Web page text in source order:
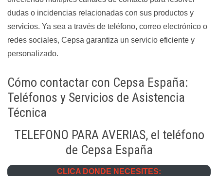
dudas o incidencias relacionadas con sus productos y
servicios. Ya sea a través de teléfono, correo electrónico o
redes sociales, Cepsa garantiza un servicio eficiente y
personalizado.
Cómo contactar con Cepsa España:
Teléfonos y Servicios de Asistencia
Técnica
TELEFONO PARA AVERIAS, el teléfono
de Cepsa España
CLICA DONDE NECESITES: